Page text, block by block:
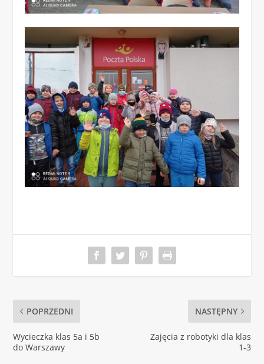
POPRZEDNI
Wycieczka klas 5a i 5b
do Warszawy
NASTĘPNY
Zajęcia z robotyki dla klas
1-3